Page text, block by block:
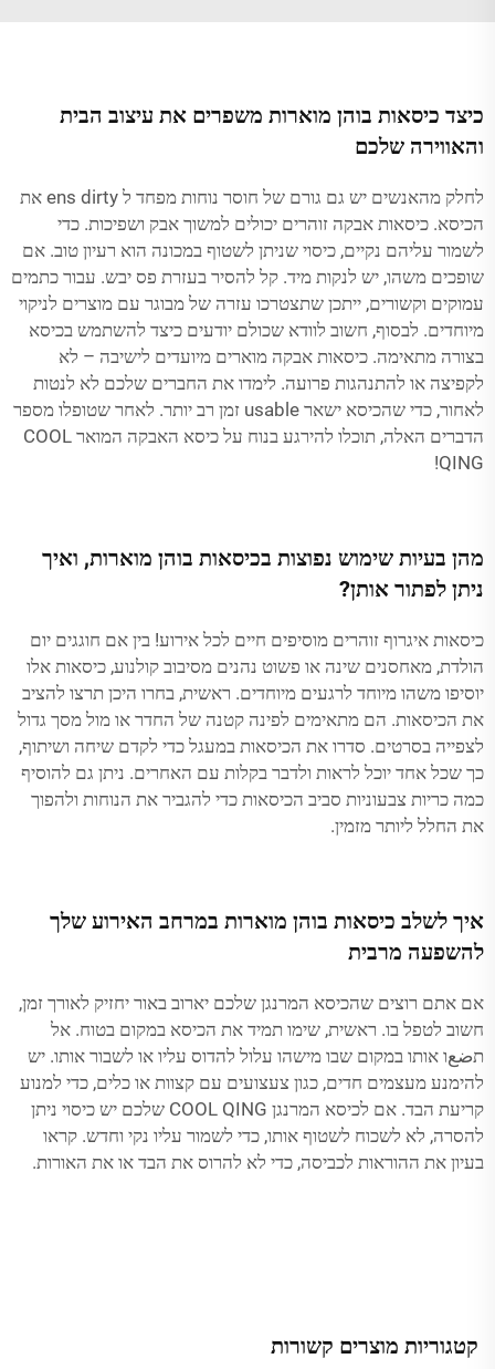
כיצד כיסאות בוהן מוארות משפרים את עיצוב הבית
והאווירה שלכם
לחלק מהאנשים יש גם גורם של חוסר נוחות מפחד ל ens dirty את
הכיסא. כיסאות אבקה זוהרים יכולים למשוך אבק ושפיכות. כדי
לשמור עליהם נקיים, כיסוי שניתן לשטוף במכונה הוא רעיון טוב. אם
שופכים משהו, יש לנקות מיד. קל להסיר בעזרת פס יבש. עבור כתמים
עמוקים וקשורים, ייתכן שתצטרכו עזרה של מבוגר עם מוצרים לניקוי
מיוחדים. לבסוף, חשוב לוודא שכולם יודעים כיצד להשתמש בכיסא
בצורה מתאימה. כיסאות אבקה מוארים מיועדים לישיבה – לא
לקפיצה או להתנהגות פרועה. לימדו את החברים שלכם לא לנטות
לאחור, כדי שהכיסא ישאר usable זמן רב יותר. לאחר שטופלו מספר
הדברים האלה, תוכלו להירגע בנוח על כיסא האבקה המואר COOL
QING!
מהן בעיות שימוש נפוצות בכיסאות בוהן מוארות, ואיך
ניתן לפתור אותן?
כיסאות איגרוף זוהרים מוסיפים חיים לכל אירוע! בין אם חוגגים יום
הולדת, מאחסנים שינה או פשוט נהנים מסיבוב קולנוע, כיסאות אלו
יוסיפו משהו מיוחד לרגעים מיוחדים. ראשית, בחרו היכן תרצו להציב
את הכיסאות. הם מתאימים לפינה קטנה של החדר או מול מסך גדול
לצפייה בסרטים. סדרו את הכיסאות במעגל כדי לקדם שיחה ושיתוף,
כך שכל אחד יוכל לראות ולדבר בקלות עם האחרים. ניתן גם להוסיף
כמה כריות צבעוניות סביב הכיסאות כדי להגביר את הנוחות ולהפוך
את החלל ליותר מזמין.
איך לשלב כיסאות בוהן מוארות במרחב האירוע שלך
להשפעה מרבית
אם אתם רוצים שהכיסא המרנגן שלכם יארוב באור יחזיק לאורך זמן,
חשוב לטפל בו. ראשית, שימו תמיד את הכיסא במקום בטוח. אל
תضعו אותו במקום שבו מישהו עלול להדוס עליו או לשבור אותו. יש
להימנע מעצמים חדים, כגון צעצועים עם קצוות או כלים, כדי למנוע
קריעת הבד. אם לכיסא המרנגן COOL QING שלכם יש כיסוי ניתן
להסרה, לא לשכוח לשטוף אותו, כדי לשמור עליו נקי וחדש. קראו
בעיון את ההוראות לכביסה, כדי לא להרוס את הבד או את האורות.
קטגוריות מוצרים קשורות